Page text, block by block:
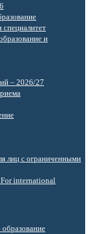
специалитет
и
– 2026/27
лиц с ограниченными
international
образование